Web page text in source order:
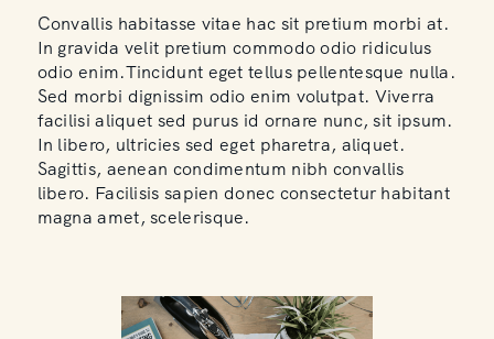
Convallis habitasse vitae hac sit pretium morbi at.
In gravida velit pretium commodo odio ridiculus
odio enim.Tincidunt eget tellus pellentesque nulla.
Sed morbi dignissim odio enim volutpat. Viverra
facilisi aliquet sed purus id ornare nunc, sit ipsum.
In libero, ultricies sed eget pharetra, aliquet.
Sagittis, aenean condimentum nibh convallis
libero. Facilisis sapien donec consectetur habitant
magna amet, scelerisque.